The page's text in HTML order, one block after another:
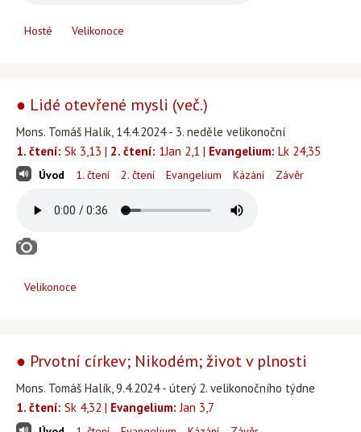
Hosté Velikonoce
● Lidé otevřené mysli (več.)
Mons. Tomáš Halík, 14.4.2024 - 3. neděle velikonoční
1. čtení: Sk 3,13 | 2. čtení: 1Jan 2,1 | Evangelium: Lk 24,35
Úvod 1. čtení 2. čtení Evangelium Kázání Závěr
Velikonoce
● Prvotní církev; Nikodém; život v plnosti
Mons. Tomáš Halík, 9.4.2024 - úterý 2. velikonočního týdne
1. čtení: Sk 4,32 | Evangelium: Jan 3,7